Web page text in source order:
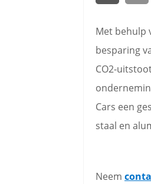
Met behulp
besparing
CO2-
Cars een
staal en
Neem